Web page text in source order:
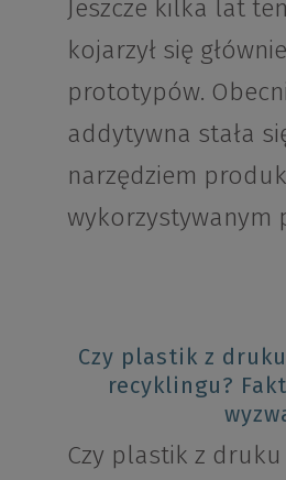
Jeszcze kilka lat
kojarzył się
prototypów.
addytywna stała
narzędziem
wykorzystywanym
Czy plastik z
recyklingu?
Czy plastik z